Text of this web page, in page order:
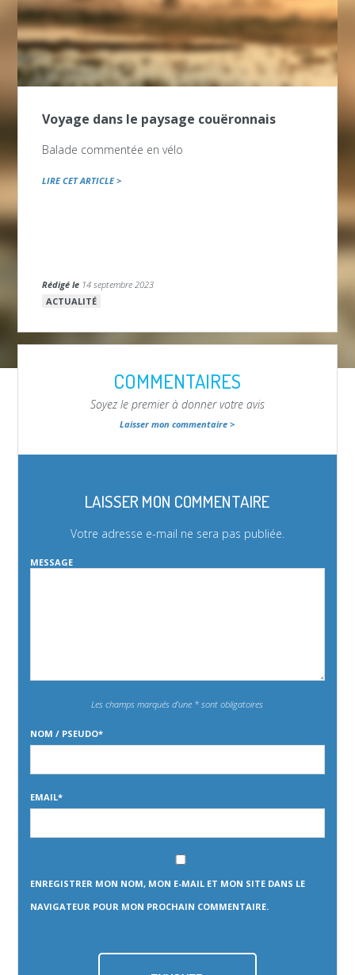
Voyage dans le paysage couëronnais
Balade commentée en vélo
LIRE CET ARTICLE >
Rédigé le 14 septembre 2023
ACTUALITÉ
COMMENTAIRES
Soyez le premier à donner votre avis
Laisser mon commentaire >
LAISSER MON COMMENTAIRE
Votre adresse e-mail ne sera pas publiée.
MESSAGE
Les champs marqués d’une * sont obligatoires
NOM / PSEUDO*
EMAIL*
ENREGISTRER MON NOM, MON E-MAIL ET MON SITE DANS LE
NAVIGATEUR POUR MON PROCHAIN COMMENTAIRE.